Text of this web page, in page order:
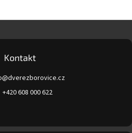
Kontakt
@dverezborovice.cz
+420 608 000 622